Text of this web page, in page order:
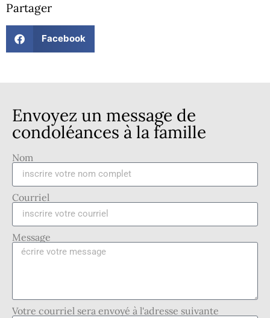
Partager
Facebook
Envoyez un message de
condoléances à la famille
Nom
Courriel
Message
Votre courriel sera envoyé à l'adresse suivante